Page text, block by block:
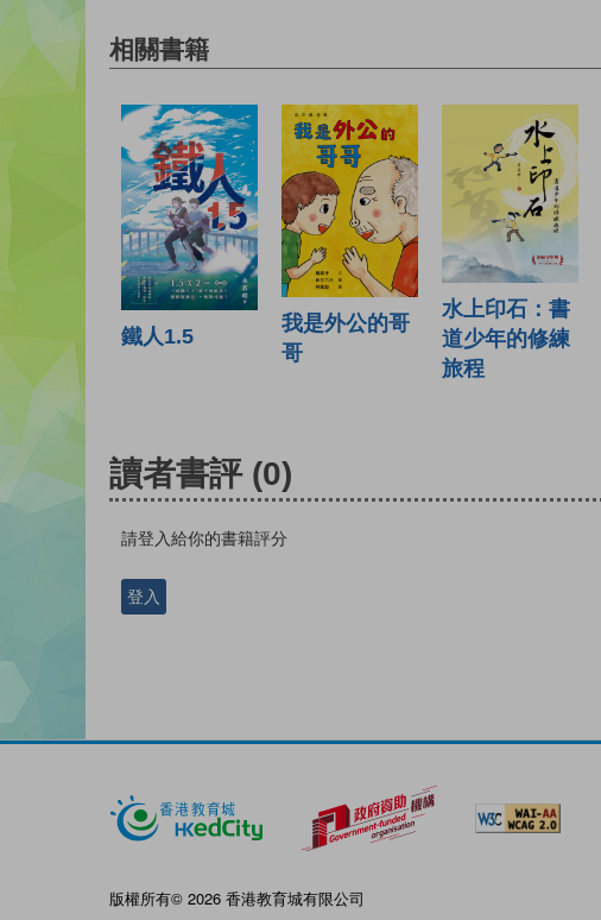
相關書籍
鐵人1.5
我是外公的哥
哥
水上印石：書
道少年的修練
旅程
讀者書評 (0)
請登入給你的書籍評分
登入
版權所有© 2026 香港教育城有限公司